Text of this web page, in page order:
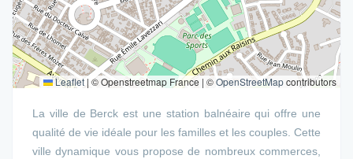
Leaflet | © Openstreetmap France | ©OpenStreetMapcontributors
La ville de Berck est une station balnéaire qui offre une
qualité de vie idéale pour les familles et les couples. Cette
ville dynamique vous propose de nombreux commerces,